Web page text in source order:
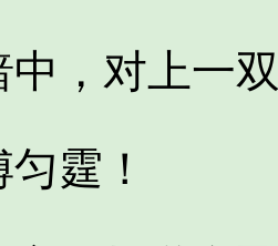
对上一双
霆！